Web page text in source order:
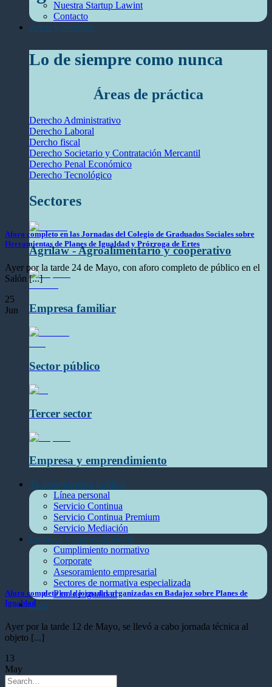
Nuestra Startup Lawint
Contacto
Áreas y Sectores
Lo de siempre como nunca
Áreas de práctica
Derecho Administrativo
Derecho Laboral
Dercho fiscal
Derecho Societario y Contratación Mercantil
Derecho Penal Económico
Derecho Tecnológico
Sectores
Agrilaw - Agroalimentario y cooperativo
Empresa familiar
Sector público
Tercer sector
Empresa y emprendimiento
Tu departamento jurídico
Línea personal
Servicio Continua
Servicio Continua Premium
Servicio Mediación
Empresa y emprendimiento
Cumplimiento normativo
Corporate
Asesoramiento empresarial
Sectores de normativa especializada
Plan de igualdad
Blog
Aforo completo en las Jornadas del Colegio de Graduados Sociales sobre
Herramientas de Planes de Igualdad y Prórroga de Ertes
Ayer por la tarde 24 de Mayo, con aforo completo de público en el
Salón [...]
25
Jun
Aforo completo en la jornadas organizadas en Badajoz sobre Planes de
Igualdad
Ayer por la tarde 12 de Mayo, se llevó a cabo jornada técnica al
objeto [...]
13
May